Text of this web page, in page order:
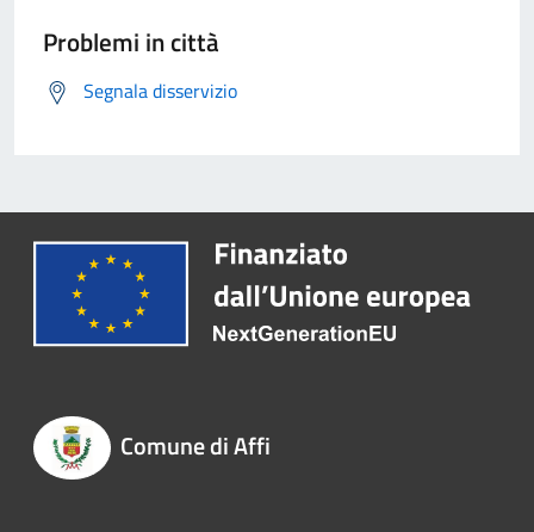
Problemi in città
Segnala disservizio
Comune di Affi